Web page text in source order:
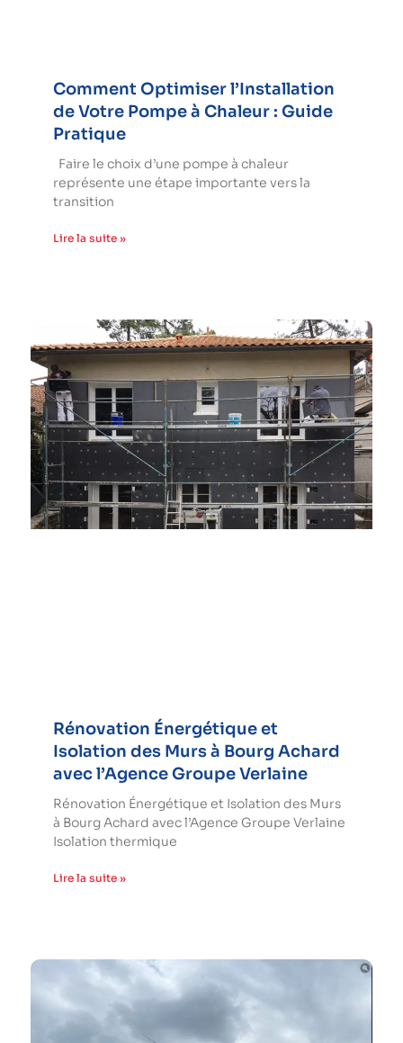
Comment Optimiser l’Installation
de Votre Pompe à Chaleur : Guide
Pratique
Faire le choix d’une pompe à chaleur
représente une étape importante vers la
transition
Lire la suite »
Rénovation Énergétique et
Isolation des Murs à Bourg Achard
avec l’Agence Groupe Verlaine
Rénovation Énergétique et Isolation des Murs
à Bourg Achard avec l’Agence Groupe Verlaine
Isolation thermique
Lire la suite »